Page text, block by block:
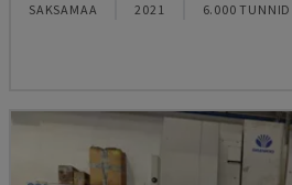
SAKSAMAA 2021 6.000 TUNNID